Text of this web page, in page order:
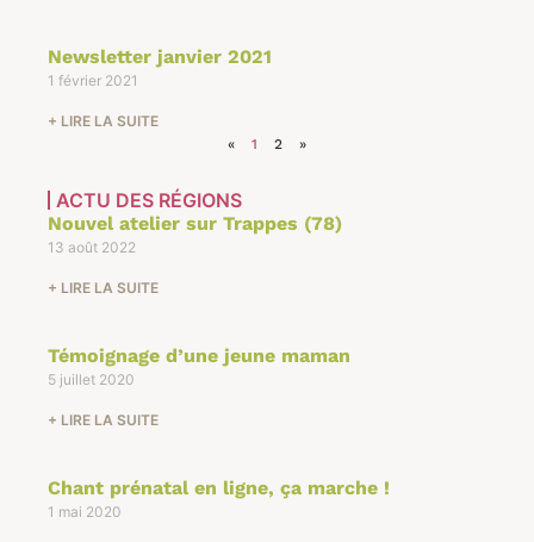
Newsletter janvier 2021
1 février 2021
+ LIRE LA SUITE
« 1 2 »
ACTU DES RÉGIONS
Nouvel atelier sur Trappes (78)
13 août 2022
+ LIRE LA SUITE
Témoignage d’une jeune maman
5 juillet 2020
+ LIRE LA SUITE
Chant prénatal en ligne, ça marche !
1 mai 2020